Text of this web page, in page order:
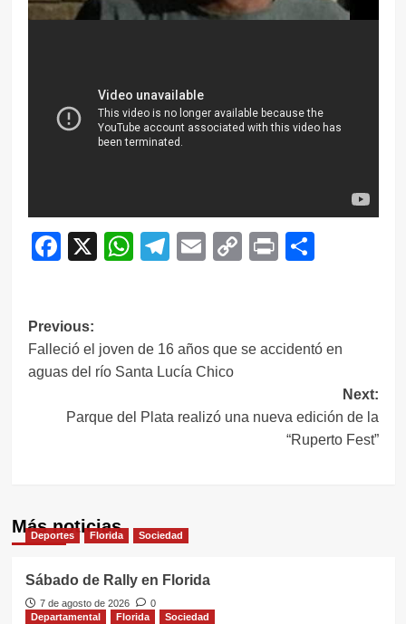
Facebook
X WhatsApp
Telegram
EmailCopy
Print
Navegación
de
entradas
Previous:
Falleció el joven de 16 años que se accidentó en
aguas del río Santa Lucía Chico
Next:
Parque del Plata realizó una nueva edición de la
“Ruperto Fest”
Más noticias
Deportes Florida Sociedad
Sábado de Rally en Florida
7 de agosto de 2026
0
Departamental
Florida Sociedad